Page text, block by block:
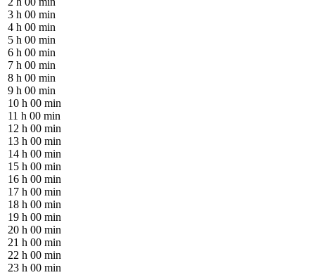
3 h 00 min
4 h 00 min
5 h 00 min
6 h 00 min
7 h 00 min
8 h 00 min
9 h 00 min
10 h 00 min
11 h 00 min
12 h 00 min
13 h 00 min
14 h 00 min
15 h 00 min
16 h 00 min
17 h 00 min
18 h 00 min
19 h 00 min
20 h 00 min
21 h 00 min
22 h 00 min
23 h 00 min